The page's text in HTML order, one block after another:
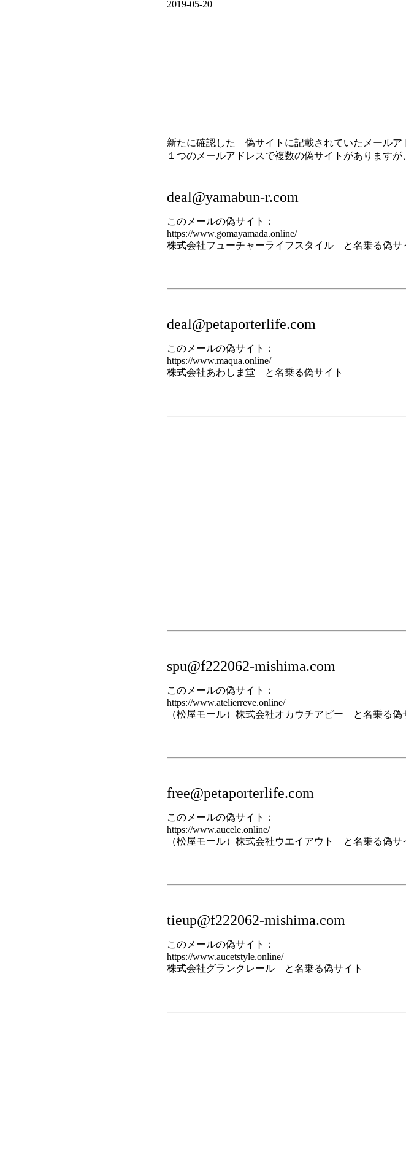
2019-05-20
新たに確認した 偽サイトに記載されていたメールア
１つのメールアドレスで複数の偽サイトがありますが
deal@yamabun-r.com
このメールの偽サイト：
https://www.gomayamada.online/
株式会社フューチャーライフスタイル と名乗る偽サ
deal@petaporterlife.com
このメールの偽サイト：
https://www.maqua.online/
株式会社あわしま堂 と名乗る偽サイト
spu@f222062-mishima.com
このメールの偽サイト：
https://www.atelierreve.online/
（松屋モール）株式会社オカウチアピー と名乗る偽
free@petaporterlife.com
このメールの偽サイト：
https://www.aucele.online/
（松屋モール）株式会社ウエイアウト と名乗る偽サ
tieup@f222062-mishima.com
このメールの偽サイト：
https://www.aucetstyle.online/
株式会社グランクレール と名乗る偽サイト